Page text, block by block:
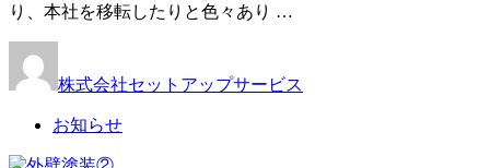
り、本社を移転したりと色々あり …
株式会社セットアップサービス
お知らせ